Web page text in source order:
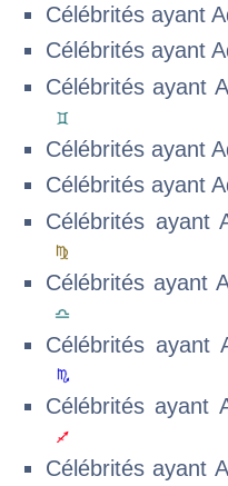
Célébrités ayant
Célébrités ayant
Célébrités ayant
Célébrités ayant
Célébrités ayant
Célébrités ayant
Célébrités ayant
Célébrités
Célébrités ayant
Célébrités ayant